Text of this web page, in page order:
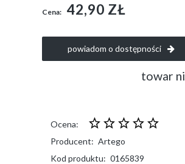
Cena: 42,90 ZŁ
powiadom o dostępności
towar
Ocena:
Producent: Artego
Kod produktu: 0165839